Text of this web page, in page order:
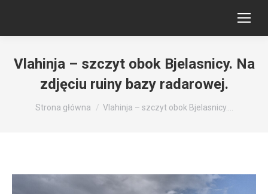
Vlahinja – szczyt obok Bjelasnicy. Na
zdjęciu ruiny bazy radarowej.
Jesteś tutaj:
Strona główna Vlahinja – szczyt obok Bjelasnicy.…